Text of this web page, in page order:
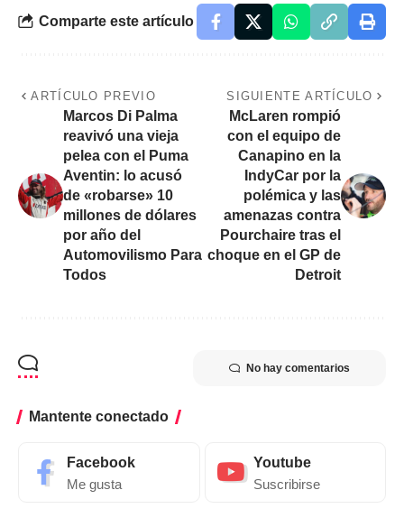
Comparte este artículo
ARTÍCULO PREVIO
Marcos Di Palma
reavivó una vieja
pelea con el Puma
Aventin: lo acusó
de «robarse» 10
millones de dólares
por año del
Automovilismo Para
Todos
SIGUIENTE ARTÍCULO
McLaren rompió
con el equipo de
Canapino en la
IndyCar por la
polémica y las
amenazas contra
Pourchaire tras el
choque en el GP de
Detroit
No hay comentarios
Mantente conectado
Facebook
Me gusta
Youtube
Suscribirse